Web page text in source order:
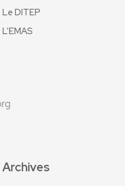
Le DITEP
L’EMAS
Archives